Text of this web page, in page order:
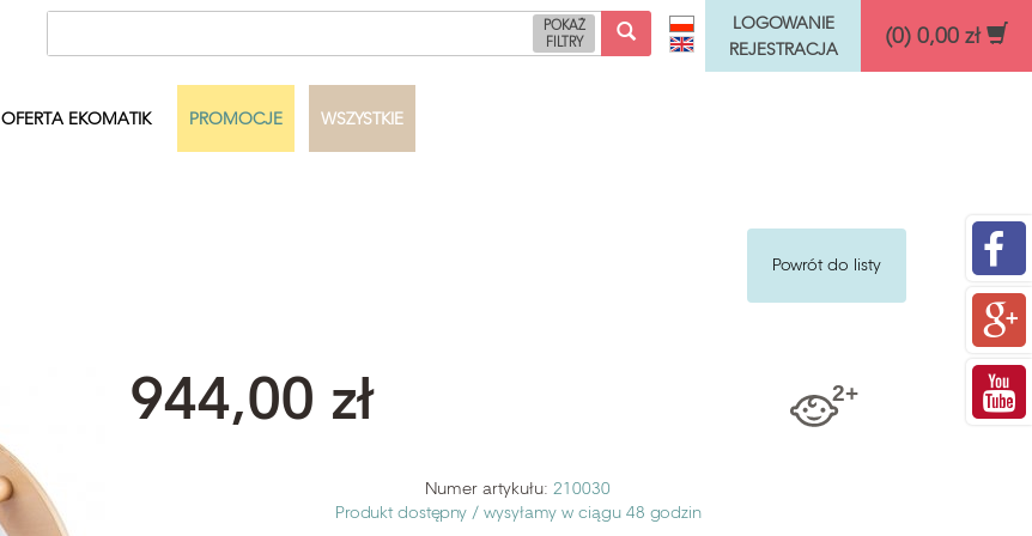
LOGOWANIE
REJESTRACJA
(0) 0,00 zł
POKAŻ
FILTRY
Autor
OFERTA EKOMATIK PROMOCJE WSZYSTKIE
Powrót do listy
944,00 zł
Numer artykułu:210030
Produkt dostępny / wysyłamy w ciągu 48 godzin